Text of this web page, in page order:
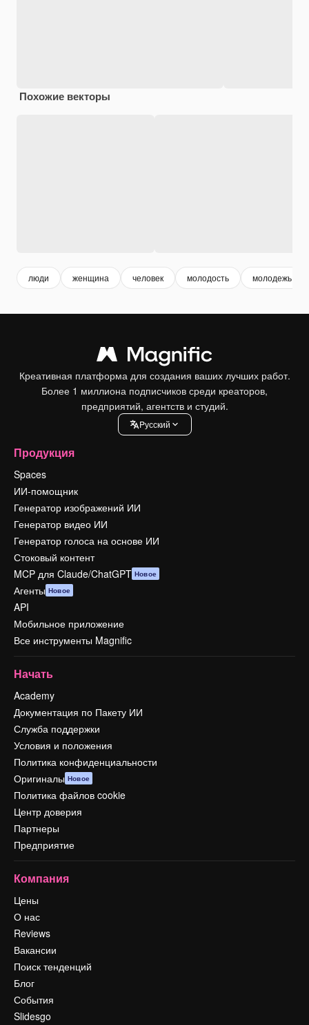
Похожие векторы
люди женщина человек молодость молодежь
Креативная платформа для создания ваших лучших работ.
Более 1 миллиона подписчиков среди креаторов,
предприятий, агентств и студий.
Pусский
Продукция
Spaces
ИИ-помощник
Генератор изображений ИИ
Генератор видео ИИ
Генератор голоса на основе ИИ
Стоковый контент
MCP для Claude/ChatGPT Новое
Агенты Новое
API
Мобильное приложение
Все инструменты Magnific
Начать
Academy
Документация по Пакету ИИ
Служба поддержки
Условия и положения
Политика конфиденциальности
Оригиналы Новое
Политика файлов cookie
Центр доверия
Партнеры
Предприятие
Компания
Цены
О нас
Reviews
Вакансии
Поиск тенденций
Блог
События
Slidesgo